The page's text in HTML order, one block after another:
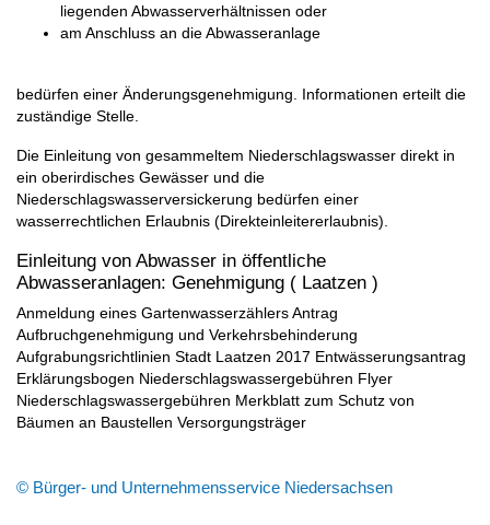
liegenden Abwasserverhältnissen oder
am Anschluss an die Abwasseranlage
bedürfen einer Änderungsgenehmigung. Informationen erteilt die
zuständige Stelle.
Die Einleitung von gesammeltem Niederschlagswasser direkt in
ein oberirdisches Gewässer und die
Niederschlagswasserversickerung bedürfen einer
wasserrechtlichen Erlaubnis (Direkteinleitererlaubnis).
Einleitung von Abwasser in öffentliche
Abwasseranlagen: Genehmigung ( Laatzen )
Anmeldung eines Gartenwasserzählers Antrag
Aufbruchgenehmigung und Verkehrsbehinderung
Aufgrabungsrichtlinien Stadt Laatzen 2017 Entwässerungsantrag
Erklärungsbogen Niederschlagswassergebühren Flyer
Niederschlagswassergebühren Merkblatt zum Schutz von
Bäumen an Baustellen Versorgungsträger
© Bürger- und Unternehmensservice Niedersachsen